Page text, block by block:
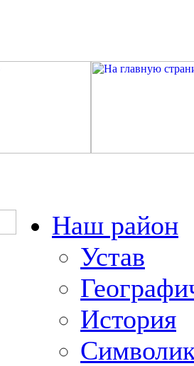
Наш район
Устав
История